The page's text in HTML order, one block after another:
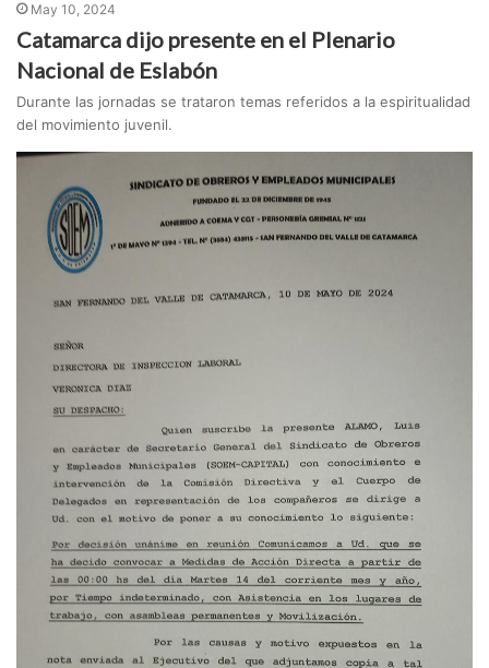
May 10, 2024
Catamarca dijo presente en el Plenario
Nacional de Eslabón
Durante las jornadas se trataron temas referidos a la espiritualidad
del movimiento juvenil.